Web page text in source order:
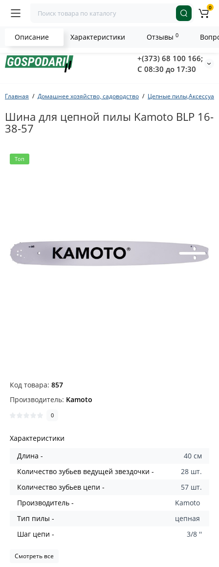
+(373) 68 100 166;
С 08:30 до 17:30
0
Главная Домашнее хозяйство, садоводство Цепные
Шина для цепной пилы Kamoto BLP 16-
38-57
Топ
Код товара: 857
Производитель: Kamoto
0
Характеристики
Длина -
40 см
Количество зубьев ведущей звездочки -
28 шт.
Количество зубьев цепи -
57 шт.
Производитель -
Kamoto
Тип пилы -
цепная
Шаг цепи -
3/8 ''
Смотреть все
Описание Характеристики Отзывы 0